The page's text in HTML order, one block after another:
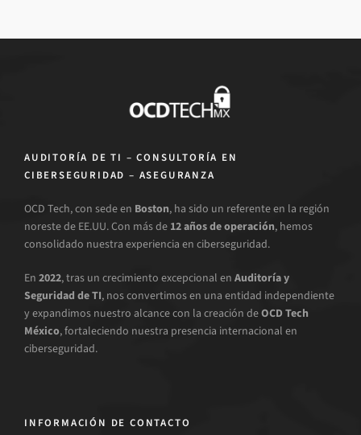
AUDITORÍA DE TI – CONSULTORÍA EN
CIBERSEGURIDAD – ASEGURANZA
OCD Tech, con sede en Boston, ha sido un referente en la región
noreste de EE.UU. Con más de 12 años de operación, hemos
consolidado nuestra experiencia en ciberseguridad.
En 2022, tras un crecimiento excepcional en Auditoría y
Seguridad de TI, nos convertimos en una entidad independiente
y expandimos nuestro alcance con la creación deOCD Tech
México, fortaleciendo nuestra presencia internacional en
ciberseguridad.
INFORMACIÓN DE CONTACTO